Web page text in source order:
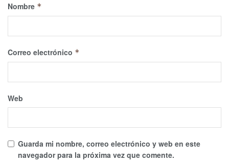
Nombre *
Correo electrónico *
Web
Guarda mi nombre, correo electrónico y web en este
navegador para la próxima vez que comente.